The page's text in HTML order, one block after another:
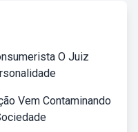
O Juiz
Vem Contaminando